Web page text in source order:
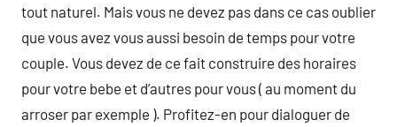
tout naturel. Mais vous ne devez pas dans ce cas oublier
que vous avez vous aussi besoin de temps pour votre
couple. Vous devez de ce fait construire des horaires
pour votre bebe et d’autres pour vous ( au moment du
arroser par exemple ). Profitez-en pour dialoguer de